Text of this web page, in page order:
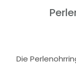
Die